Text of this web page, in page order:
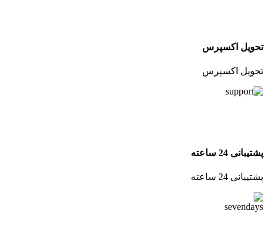
تحویل اکسپرس
تحویل اکسپرس
پشتیبانی 24 ساعته
پشتیبانی 24 ساعته